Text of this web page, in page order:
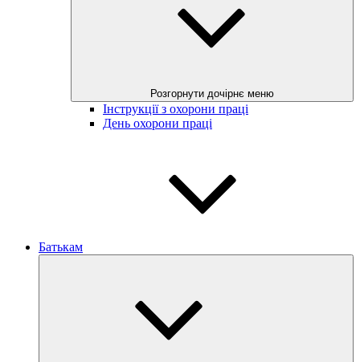
Розгорнути дочірнє меню
Інструкції з охорони праці
День охорони праці
Батькам